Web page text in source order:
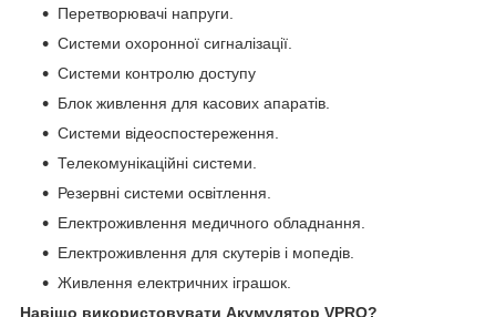
Перетворювачі напруги.
Системи охоронної сигналізації.
Системи контролю доступу
Блок живлення для касових апаратів.
Системи відеоспостереження.
Телекомунікаційні системи.
Резервні системи освітлення.
Електроживлення медичного обладнання.
Електроживлення для скутерів і мопедів.
Живлення електричних іграшок.
Навіщо використовувати Акумулятор VPRO?